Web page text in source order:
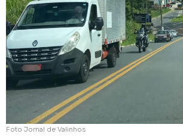
Foto Jornal de Valinhos